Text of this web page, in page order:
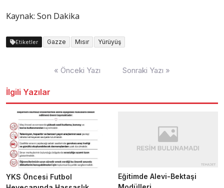
Kaynak: Son Dakika
Etiketler Gazze Mısır Yürüyüş
« Önceki Yazı Sonraki Yazı »
İlgili Yazılar
YKS Öncesi Futbol
Eğitimde Alevi-Bektaşi